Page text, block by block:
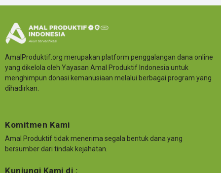
AmalProduktif.org merupakan platform penggalangan dana online
yang dikelola oleh Yayasan Amal Produktif Indonesia untuk
menghimpun donasi kemanusiaan melalui berbagai program yang
dihadirkan.
Komitmen Kami
Amal Produktif tidak menerima segala bentuk dana yang
bersumber dari tindak kejahatan.
Kunjungi Kami di :